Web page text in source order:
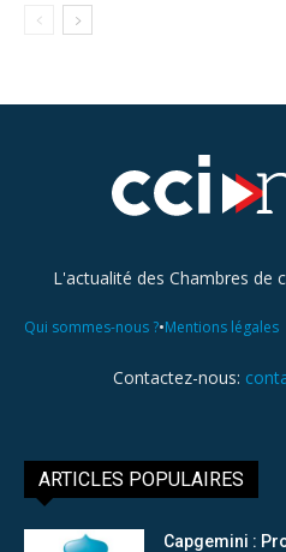
L'actualité des Chambres de
Qui sommes-nous ?•Mentions légales
Contactez-nous:
ARTICLES POPULAIRES
Capgemini :